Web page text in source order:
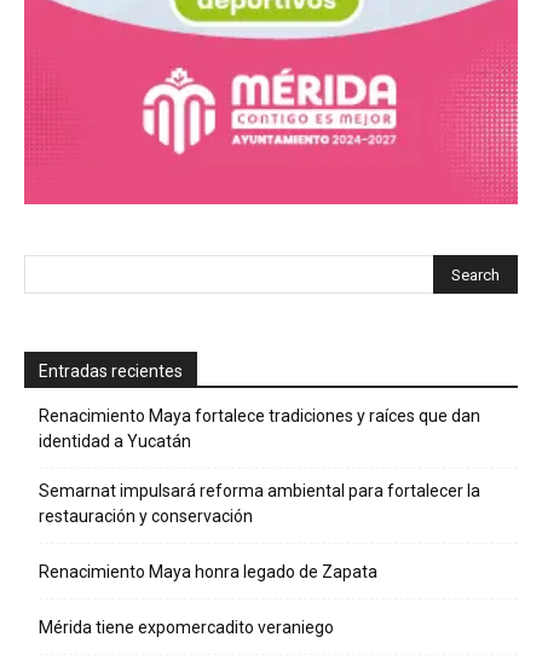
Entradas recientes
Renacimiento Maya fortalece tradiciones y raíces que dan
identidad a Yucatán
Semarnat impulsará reforma ambiental para fortalecer la
restauración y conservación
Renacimiento Maya honra legado de Zapata
Mérida tiene expomercadito veraniego